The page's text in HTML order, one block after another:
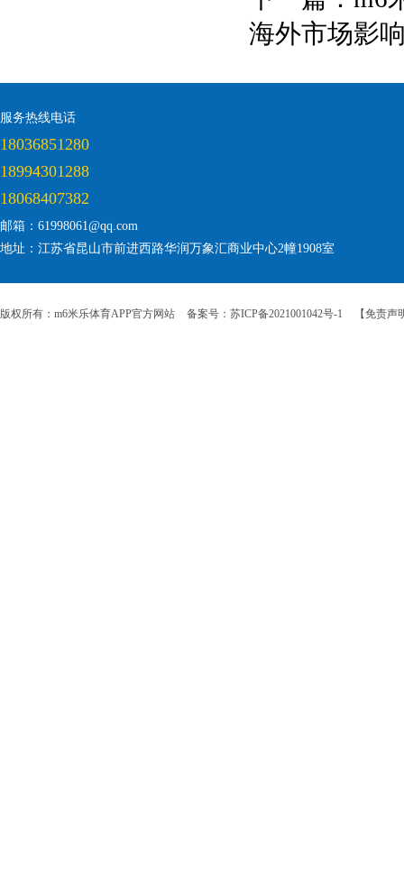
海外市场影
服务热线电话
18036851280
18994301288
18068407382
邮箱：61998061@qq.com
地址：江苏省昆山市前进西路华润万象汇商业中心2幢1908室
版权所有：m6米乐体育APP官方网站 备案号：苏ICP备2021001042号-1 【免责声